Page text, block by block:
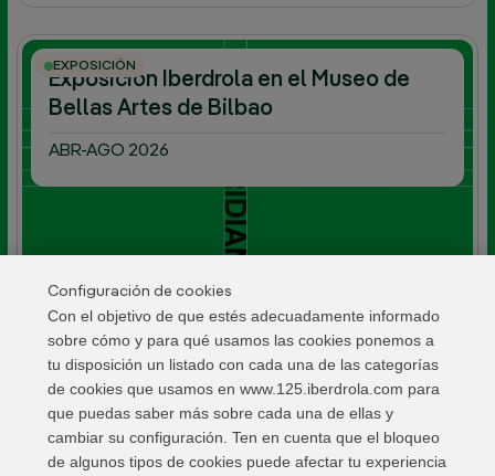
EXPOSICIÓN
Exposición Iberdrola en el Museo de
Bellas Artes de Bilbao
ABR-AGO 2026
Configuración de cookies
Con el objetivo de que estés adecuadamente informado
sobre cómo y para qué usamos las cookies ponemos a
tu disposición un listado con cada una de las categorías
de cookies que usamos en www.125.iberdrola.com para
que puedas saber más sobre cada una de ellas y
cambiar su configuración. Ten en cuenta que el bloqueo
de algunos tipos de cookies puede afectar tu experiencia